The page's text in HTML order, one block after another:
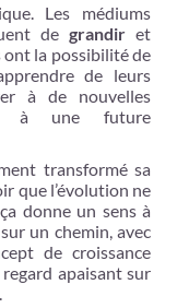
Les médiums
de grandiret
ont la possibilité de
de leurs
à de nouvelles
à une future
transformé sa
que l’évolution ne
donne un sens à
un chemin, avec
de croissance
apaisant sur